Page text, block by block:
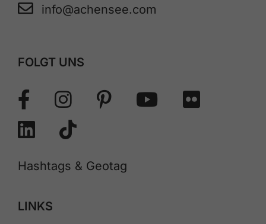
info@achensee.com
FOLGT UNS
Hashtags & Geotag
LINKS